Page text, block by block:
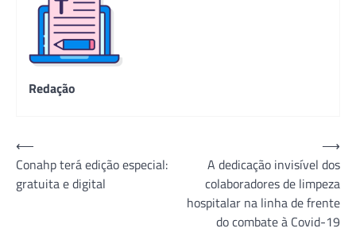
Redação
Navegação
de
Post
⟵
Conahp terá edição especial:
gratuita e digital
A dedicação invisível dos
colaboradores de limpeza
hospitalar na linha de frente
do combate à Covid-19
⟶